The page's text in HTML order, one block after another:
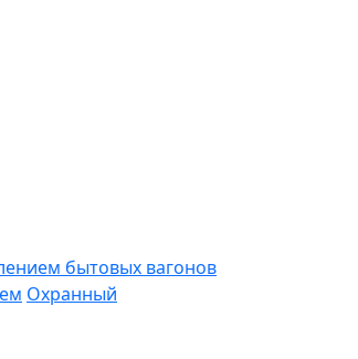
бытовых вагонов
Охранный